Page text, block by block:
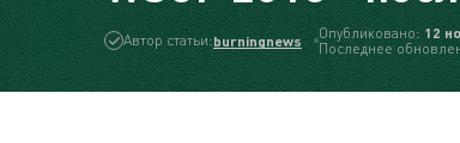
Автор статьи:burningnews Опубликовано: 12
Последнее